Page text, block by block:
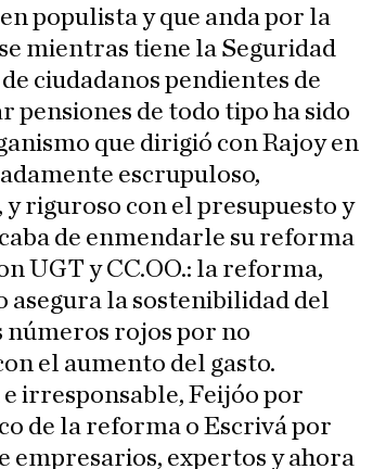
populista y que anda por la
mientras tiene la Seguridad
ciudadanos pendientes de
de todo tipo ha sido
que dirigió con Rajoy en
escrupuloso,
riguroso con el presupuesto y
de enmendarle su reforma
UGT y CC.OO.: la reforma,
asegura la sostenibilidad del
números rojos por no
el aumento del gasto.
irresponsable, Feijóo por
de la reforma o Escrivá por
empresarios, expertos y ahora